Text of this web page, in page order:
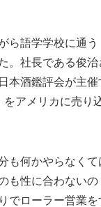
ら語学学校に通う
。社長である俊治
本酒鑑評会が主催
アメリカに売り
も何かやらなくて
も性に合わないの
でローラー営業を